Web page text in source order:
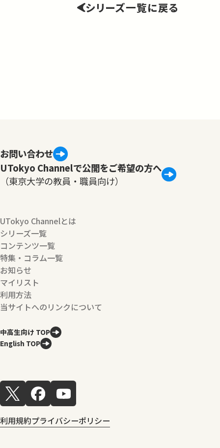
シリーズ一覧に戻る
お問い合わせ
UTokyo Channelで公開をご希望の方へ
（東京大学の教員・職員向け）
UTokyo Channelとは
シリーズ一覧
コンテンツ一覧
特集・コラム一覧
お知らせ
マイリスト
利用方法
当サイトへのリンクについて
中高生向け TOP
English TOP
利用規約プライバシーポリシー